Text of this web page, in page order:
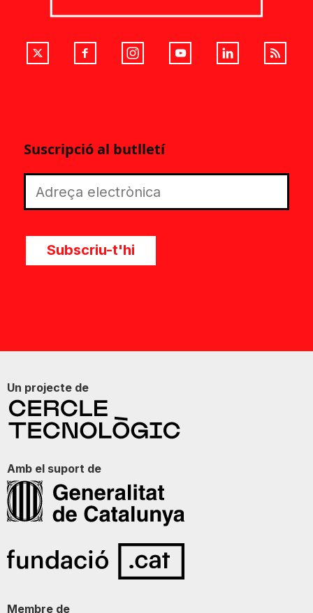
Suscripció al butlletí
Subscriu-t'hi
Un projecte de
Amb el suport de
Membre de